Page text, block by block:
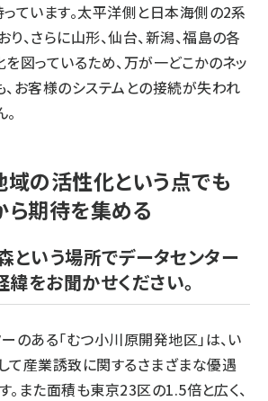
っています。太平洋側と日本海側の2系
、さらに山形、仙台、新潟、福島の各
図っているため、万が一どこかのネッ
、お客様のシステムとの接続が失われ
の活性化という点でも
期待を集める
という場所でデータセンター
をお聞かせください。
ーのある「むつ小川原開発地区」は、い
て産業誘致に関するさまざまな優遇
また面積も東京23区の1.5倍と広く、